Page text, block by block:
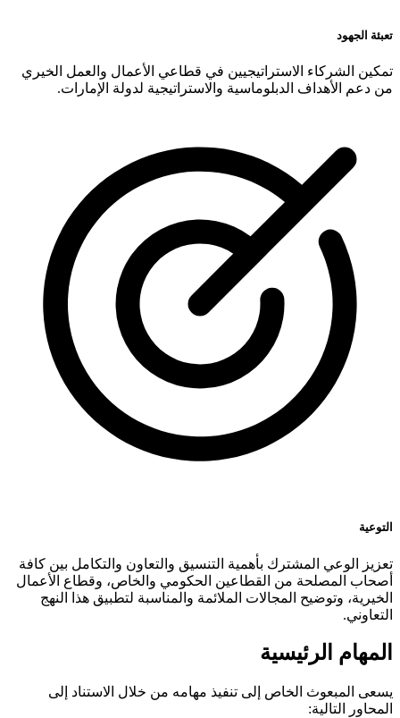
تعبئة الجهود
تمكين الشركاء الاستراتيجيين في قطاعي الأعمال والعمل الخيري
من دعم الأهداف الدبلوماسية والاستراتيجية لدولة الإمارات.
التوعية
تعزيز الوعي المشترك بأهمية التنسيق والتعاون والتكامل بين كافة
أصحاب المصلحة من القطاعين الحكومي والخاص، وقطاع الأعمال
الخيرية، وتوضيح المجالات الملائمة والمناسبة لتطبيق هذا النهج
التعاوني.
المهام الرئيسية
يسعى المبعوث الخاص إلى تنفيذ مهامه من خلال الاستناد إلى
المحاور التالية: